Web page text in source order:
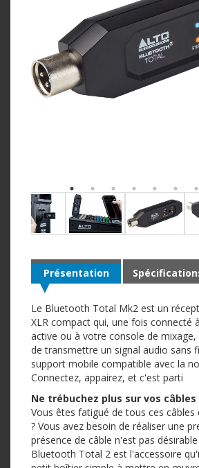
Présentation
Le Bluetooth Total Mk2 est un
XLR compact qui, une fois connecté
active ou à votre console de
de transmettre un signal audio sans
support mobile compatible avec la
Connectez, appairez, et c'est parti
Ne trébuchez plus sur vos câbles
Vous êtes fatigué de tous ces câbles
? Vous avez besoin de réaliser une
présence de câble n'est pas
Bluetooth Total 2 est l'accessoire